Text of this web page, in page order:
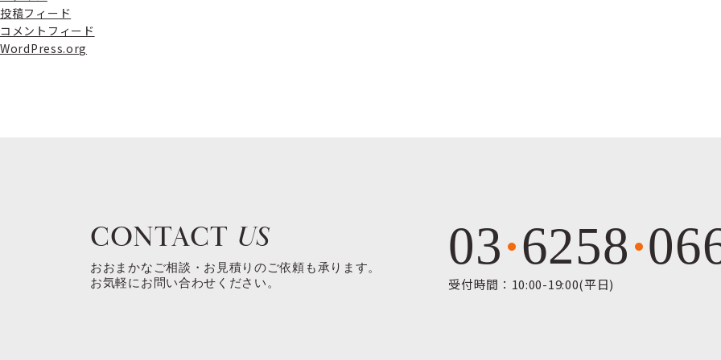
投稿フィード
コメントフィード
WordPress.org
CONTACT US
おおまかなご相談・お見積りのご依頼も承ります。
お気軽にお問い合わせください。
03 6258
受付時間：10:00-19:00(平日)